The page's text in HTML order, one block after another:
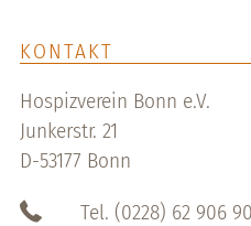
KONTAKT
Hospizverein Bonn e.V.
Junkerstr. 21
D-53177 Bonn
Tel. (0228) 62 906